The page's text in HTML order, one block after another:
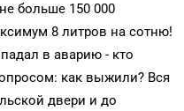
больше 150 000
8 литров на сотню!
в аварию - кто
как выжили? Вся
двери и до